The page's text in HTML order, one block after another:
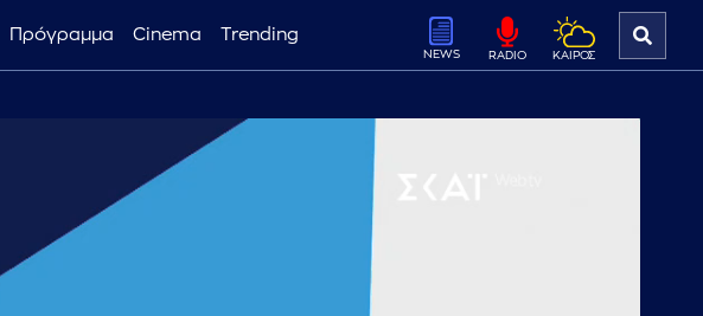
Πρόγραμμα Cinema Trending
NEWS RADIO ΚΑΙΡΟΣ